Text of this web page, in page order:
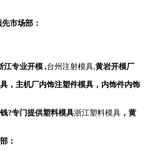
市场部：
江专业开模 ,台州注射模具,黄岩开模厂
， 主机厂内饰注塑件模具， 内饰件内饰
?专门提供塑料模具浙江塑料模具 ，黄
：